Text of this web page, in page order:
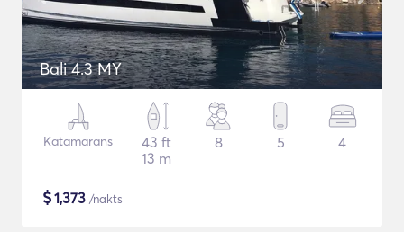
Bali 4.3 MY
Katamarāns
43 ft
13 m
8 5 4
$1,373 /nakts